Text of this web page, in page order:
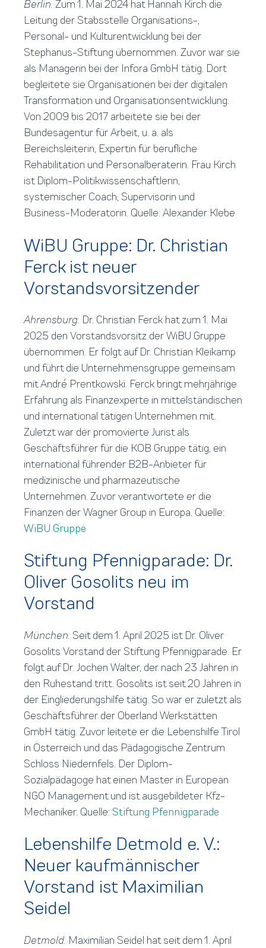
Berlin. Zum 1. Mai 2024 hat Hannah Kirch die
Leitung der Stabsstelle Organisations-,
Personal- und Kulturentwicklung bei der
Stephanus-Stiftung übernommen. Zuvor war sie
als Managerin bei der Infora GmbH tätig. Dort
begleitete sie Organisationen bei der digitalen
Transformation und Organisationsentwicklung.
Von 2009 bis 2017 arbeitete sie bei der
Bundesagentur für Arbeit, u. a. als
Bereichsleiterin, Expertin für berufliche
Rehabilitation und Personalberaterin. Frau Kirch
ist Diplom-Politikwissenschaftlerin,
systemischer Coach, Supervisorin und
Business-Moderatorin. Quelle: Alexander Klebe
WiBU Gruppe: Dr. Christian
Ferck ist neuer
Vorstandsvorsitzender
Ahrensburg. Dr. Christian Ferck hat zum 1. Mai
2025 den Vorstandsvorsitz der WiBU Gruppe
übernommen. Er folgt auf Dr. Christian Kleikamp
und führt die Unternehmensgruppe gemeinsam
mit André Prentkowski. Ferck bringt mehrjährige
Erfahrung als Finanzexperte in mittelständischen
und international tätigen Unternehmen mit.
Zuletzt war der promovierte Jurist als
Geschäftsführer für die KOB Gruppe tätig, ein
international führender B2B-Anbieter für
medizinische und pharmazeutische
Unternehmen. Zuvor verantwortete er die
Finanzen der Wagner Group in Europa. Quelle:
WiBU Gruppe
Stiftung Pfennigparade: Dr.
Oliver Gosolits neu im
Vorstand
München. Seit dem 1. April 2025 ist Dr. Oliver
Gosolits Vorstand der Stiftung Pfennigparade. Er
folgt auf Dr. Jochen Walter, der nach 23 Jahren in
den Ruhestand tritt. Gosolits ist seit 20 Jahren in
der Eingliederungshilfe tätig. So war er zuletzt als
Geschäftsführer der Oberland Werkstätten
GmbH tätig. Zuvor leitete er die Lebenshilfe Tirol
in Österreich und das Pädagogische Zentrum
Schloss Niedernfels. Der Diplom-
Sozialpädagoge hat einen Master in European
NGO Management und ist ausgebildeter Kfz-
Mechaniker. Quelle: Stiftung Pfennigparade
Lebenshilfe Detmold e. V.:
Neuer kaufmännischer
Vorstand ist Maximilian
Seidel
Detmold. Maximilian Seidel hat seit dem 1. April